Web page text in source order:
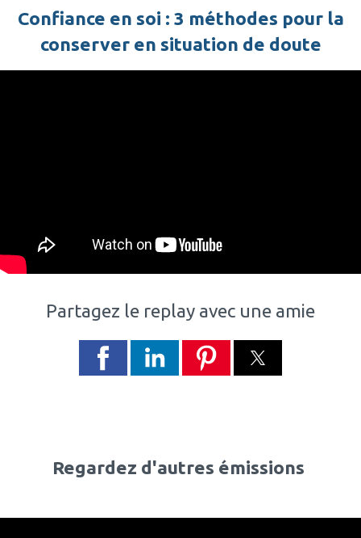
Confiance en soi : 3 méthodes pour la
conserver en situation de doute
Partagez le replay avec une amie
Regardez d'autres émissions